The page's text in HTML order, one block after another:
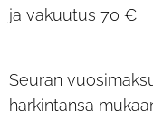
ja vakuutus 70 €
Seuran
harkintansa